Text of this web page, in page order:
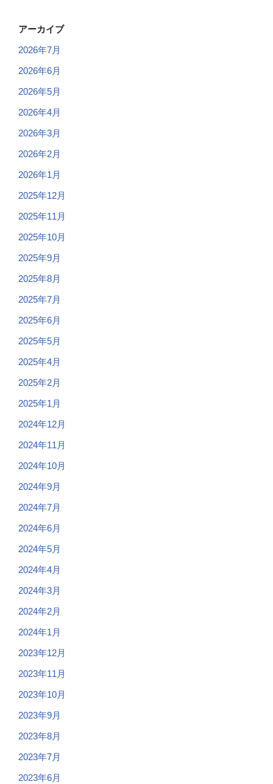
アーカイブ
2026年7月
2026年6月
2026年5月
2026年4月
2026年3月
2026年2月
2026年1月
2025年12月
2025年11月
2025年10月
2025年9月
2025年8月
2025年7月
2025年6月
2025年5月
2025年4月
2025年2月
2025年1月
2024年12月
2024年11月
2024年10月
2024年9月
2024年7月
2024年6月
2024年5月
2024年4月
2024年3月
2024年2月
2024年1月
2023年12月
2023年11月
2023年10月
2023年9月
2023年8月
2023年7月
2023年6月